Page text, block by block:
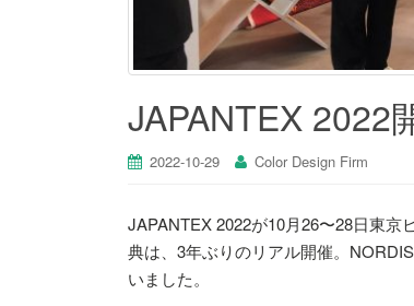
JAPANTEX 2022
2022-10-29 Color Design Firm
JAPANTEX 2022が10月26〜28日東
典は、3年ぶりのリアル開催。
いました。